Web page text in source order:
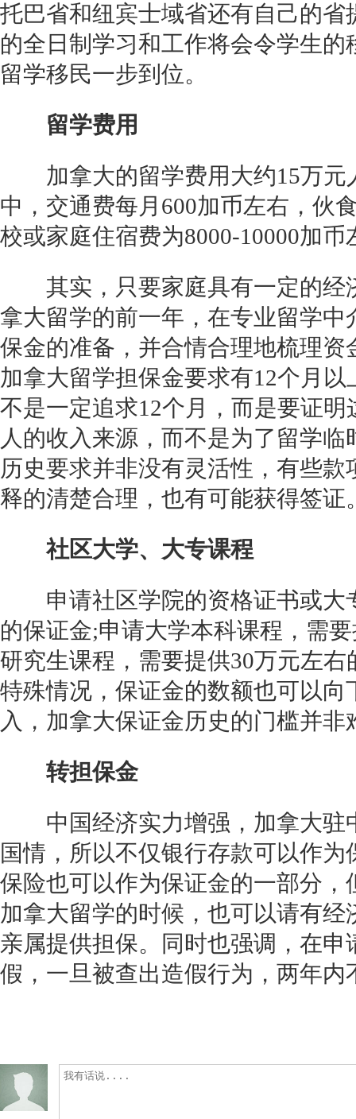
托巴省和纽宾士域省还有自己的
的全日制学习和工作将会令学生
留学移民一步到位。
留学费用
加拿大的留学费用大约15万元
中，交通费每月600加币左右，伙
校或家庭住宿费为8000-10000加币
其实，只要家庭具有一定的经
拿大留学的前一年，在专业留学
保金的准备，并合情合理地梳理
加拿大留学担保金要求有12个月
不是一定追求12个月，而是要证
人的收入来源，而不是为了留学
历史要求并非没有灵活性，有些
释的清楚合理，也有可能获得签证
社区大学、大专课程
申请社区学院的资格证书或大
的保证金;申请大学本科课程，需
研究生课程，需要提供30万元左
特殊情况，保证金的数额也可以
入，加拿大保证金历史的门槛并非
转担保金
中国经济实力增强，加拿大驻
国情，所以不仅银行存款可以作
保险也可以作为保证金的一部分
加拿大留学的时候，也可以请有
亲属提供担保。同时也强调，在
假，一旦被查出造假行为，两年内